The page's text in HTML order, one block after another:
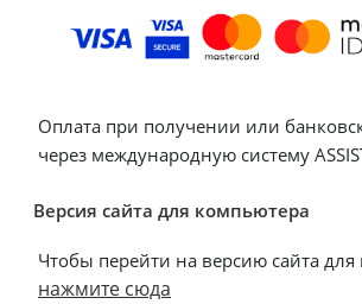
Оплата при получении или
через международную систему
Версия сайта для компьютера
Чтобы перейти на версию сайта
нажмите сюда